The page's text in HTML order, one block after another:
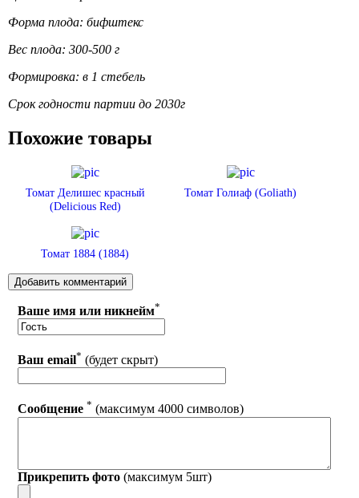
Форма плода: бифштекс
Вес плода: 300-500 г
Формировка: в 1 стебель
Срок годности партии до 2030г
Похожие товары
Томат Делишес красный
(Delicious Red)
Томат Голиаф (Goliath)
Томат 1884 (1884)
Ваше имя или никнейм*
Ваш email* (будет скрыт)
Сообщение * (максимум 4000 символов)
Прикрепить фото (максимум 5шт)